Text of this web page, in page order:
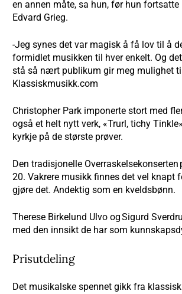
en annen måte, sa hun, før hun
Edvard Grieg.
-Jeg synes det var magisk å få lov til å
formidlet musikken til hver enkelt. Og
stå så nært publikum gir meg mulighet
Klassiskmusikk.com
Christopher Park imponerte stort med
også et helt nytt verk, «Trurl, tichy
kyrkje på de største prøver.
Den tradisjonelle
20. Vakrere musikk finnes det vel knapt
gjøre det. Andektig som en kveldsbønn.
Therese Birkelund Ulvo og Sigurd
med den innsikt de har som
Prisutdeling
Det musikalske spennet gikk fra